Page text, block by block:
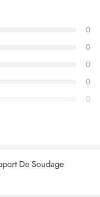
0
0
0
0
0
“TOTAL support de
De Soudage